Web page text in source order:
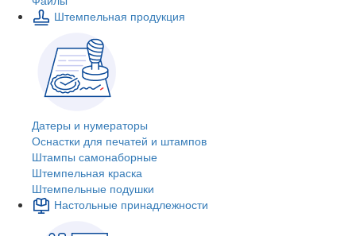
Штемпельная продукция
Датеры и нумераторы
Оснастки для печатей и штампов
Штампы самонаборные
Штемпельная краска
Штемпельные подушки
Настольные принадлежности